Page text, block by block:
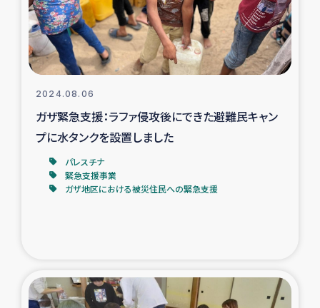
2024.08.06
ガザ緊急支援：ラファ侵攻後にできた避難民キャン
プに水タンクを設置しました
パレスチナ
緊急支援事業
ガザ地区における被災住民への緊急支援